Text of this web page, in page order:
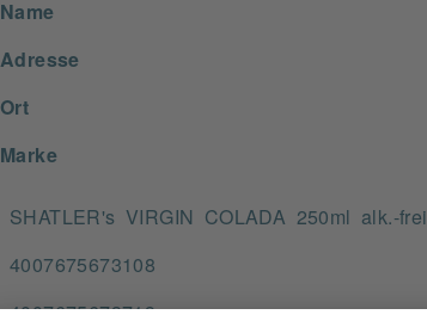
Name
Adresse
Ort
Marke
SHATLER's VIRGIN COLADA 250ml alk.-frei
4007675673108
4007675673719